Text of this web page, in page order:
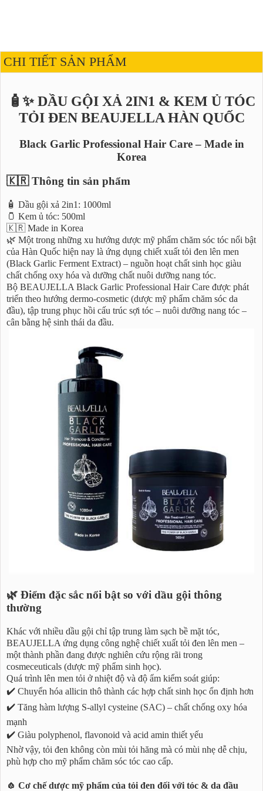
CHI TIẾT SẢN PHẨM
🧴✨ DẦU GỘI XẢ 2IN1 & KEM Ủ TÓC
TỎI ĐEN BEAUJELLA HÀN QUỐC
Black Garlic Professional Hair Care – Made in
Korea
🇰🇷 Thông tin sản phẩm
🧴 Dầu gội xả 2in1: 1000ml
🫙 Kem ủ tóc: 500ml
🇰🇷 Made in Korea
🌿 Một trong những xu hướng dược mỹ phẩm chăm sóc tóc nổi bật
của Hàn Quốc hiện nay là ứng dụng chiết xuất tỏi đen lên men
(Black Garlic Ferment Extract) – nguồn hoạt chất sinh học giàu
chất chống oxy hóa và dưỡng chất nuôi dưỡng nang tóc.
Bộ BEAUJELLA Black Garlic Professional Hair Care được phát
triển theo hướng dermo-cosmetic (dược mỹ phẩm chăm sóc da
đầu), tập trung phục hồi cấu trúc sợi tóc – nuôi dưỡng nang tóc –
cân bằng hệ sinh thái da đầu.
🌿 Điểm đặc sắc nổi bật so với dầu gội thông
thường
Khác với nhiều dầu gội chỉ tập trung làm sạch bề mặt tóc,
BEAUJELLA ứng dụng công nghệ chiết xuất tỏi đen lên men –
một thành phần đang được nghiên cứu rộng rãi trong
cosmeceuticals (dược mỹ phẩm sinh học).
Quá trình lên men tỏi ở nhiệt độ và độ ẩm kiểm soát giúp:
✔️ Chuyển hóa allicin thô thành các hợp chất sinh học ổn định hơn
✔️ Tăng hàm lượng S-allyl cysteine (SAC) – chất chống oxy hóa
mạnh
✔️ Giàu polyphenol, flavonoid và acid amin thiết yếu
Nhờ vậy, tỏi đen không còn mùi tỏi hăng mà có mùi nhẹ dễ chịu,
phù hợp cho mỹ phẩm chăm sóc tóc cao cấp.
🧄 Cơ chế dược mỹ phẩm của tỏi đen đối với tóc & da đầu